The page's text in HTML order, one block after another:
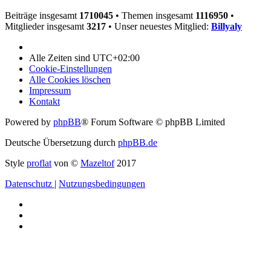
Beiträge insgesamt 1710045 • Themen insgesamt 1116950 •
Mitglieder insgesamt 3217 • Unser neuestes Mitglied: Billyaly
Alle Zeiten sind UTC+02:00
Cookie-Einstellungen
Alle Cookies löschen
Impressum
Kontakt
Powered by phpBB® Forum Software © phpBB Limited
Deutsche Übersetzung durch phpBB.de
Style proflat von © Mazeltof2017
Datenschutz | Nutzungsbedingungen